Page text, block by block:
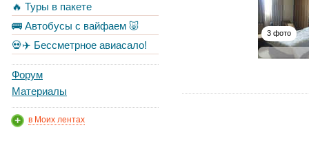
🔥 Туры в пакете
🚌 Автобусы с вайфаем 🐷
💀✈️ Бессметрное авиасало!
Форум
Материалы
в Моих лентах
3 фото